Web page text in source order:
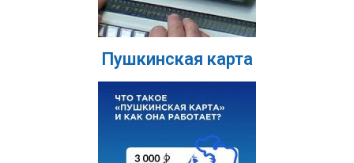
Пушкинская карта